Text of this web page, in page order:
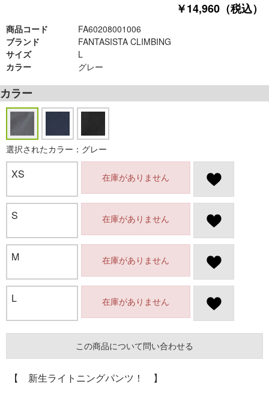
￥14,960（税込）
商品コード
FA60208001006
ブランド
FANTASISTA CLIMBING
サイズ
L
カラー
グレー
カラー
選択されたカラー：グレー
XS 在庫がありません
S 在庫がありません
M 在庫がありません
L 在庫がありません
この商品について問い合わせる
【 新生ライトニングパンツ！ 】